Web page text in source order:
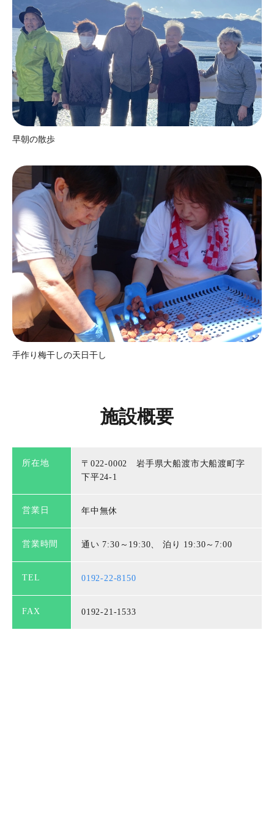
早朝の散歩
手作り梅干しの天日干し
施設概要
所在地
〒022-0002 岩手県大船渡市大船渡町字
下平24-1
営業日 年中無休
営業時間 通い 7:30～19:30、 泊り 19:30～7:00
TEL 0192-22-8150
FAX 0192-21-1533